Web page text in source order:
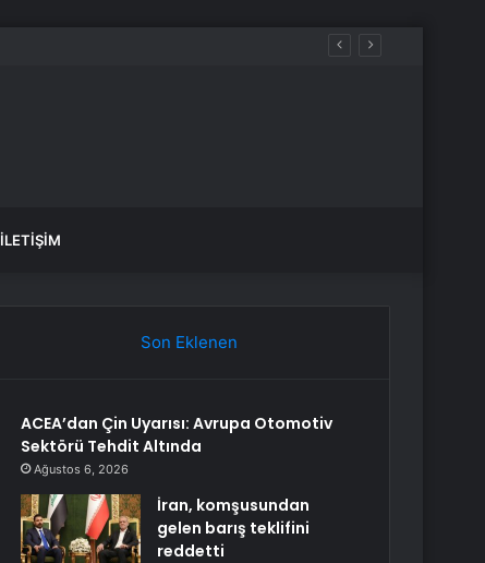
İLETIŞIM
Son Eklenen
ACEA’dan Çin Uyarısı: Avrupa Otomotiv
Sektörü Tehdit Altında
Ağustos 6, 2026
İran, komşusundan
gelen barış teklifini
reddetti